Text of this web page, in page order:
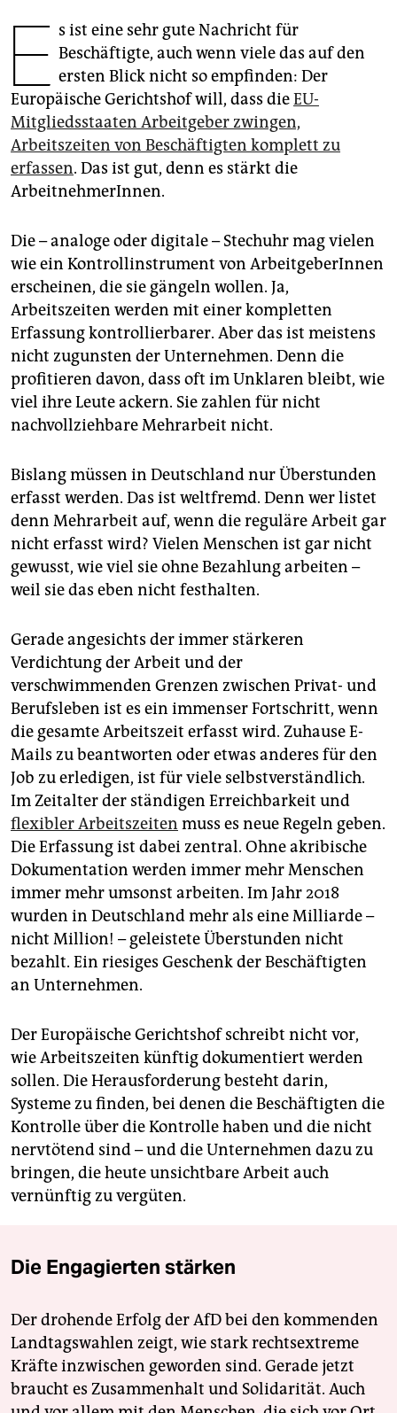
genossenschaft
epaper login
E s ist eine sehr gute Nachricht für
Beschäftigte, auch wenn viele das auf den
ersten Blick nicht so empfinden: Der
Europäische Gerichtshof will, dass dieEU-
Mitgliedsstaaten Arbeitgeber zwingen,
Arbeitszeiten von Beschäftigten komplett zu
erfassen. Das ist gut, denn es stärkt die
ArbeitnehmerInnen.
Die – analoge oder digitale – Stechuhr mag vielen
wie ein Kontroll­instrument von ArbeitgeberInnen
erscheinen, die sie gängeln wollen. Ja,
Arbeitszeiten werden mit einer kompletten
Erfassung kontrollierbarer. Aber das ist meistens
nicht zugunsten der Unternehmen. Denn die
profitieren davon, dass oft im Unklaren bleibt, wie
viel ihre Leute ackern. Sie zahlen für nicht
nachvollziehbare Mehrarbeit nicht.
Bislang müssen in Deutschland nur Überstunden
erfasst werden. Das ist weltfremd. Denn wer listet
denn Mehrarbeit auf, wenn die reguläre Arbeit gar
nicht erfasst wird? Vielen Menschen ist gar nicht
gewusst, wie viel sie ohne Bezahlung arbeiten –
weil sie das eben nicht festhalten.
Gerade angesichts der immer stärkeren
Verdichtung der Arbeit und der
verschwimmenden Grenzen zwischen Privat- und
Berufsleben ist es ein immenser Fortschritt, wenn
die gesamte Arbeitszeit erfasst wird. Zuhause E-
Mails zu beantworten oder etwas anderes für den
Job zu erledigen, ist für viele selbstverständlich.
Im Zeitalter der ständigen Erreichbarkeit und
flexibler Arbeitszeiten muss es neue Regeln geben.
Die Erfassung ist dabei zentral. Ohne akribische
Dokumentation werden immer mehr Menschen
immer mehr umsonst arbeiten. Im Jahr 2018
wurden in Deutschland mehr als eine Milliarde –
nicht Million! – geleistete Überstunden nicht
bezahlt. Ein riesiges Geschenk der Beschäftigten
an Unternehmen.
Der Europäische Gerichtshof schreibt nicht vor,
wie Arbeitszeiten künftig dokumentiert werden
sollen. Die Herausforderung besteht darin,
Systeme zu finden, bei denen die Beschäftigten die
Kontrolle über die Kontrolle haben und die nicht
nervtötend sind – und die Unternehmen dazu zu
bringen, die heute unsichtbare Arbeit auch
vernünftig zu vergüten.
Die Engagierten stärken
Der drohende Erfolg der AfD bei den kommenden
Landtagswahlen zeigt, wie stark rechtsextreme
Kräfte inzwischen geworden sind. Gerade jetzt
braucht es Zusammenhalt und Solidarität. Auch